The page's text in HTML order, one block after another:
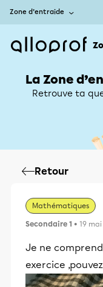
Zone d’entraide
La Zone
Retrouve ta
Retour
Mathématiques
Secondaire 1 • 19
Je ne
exercice